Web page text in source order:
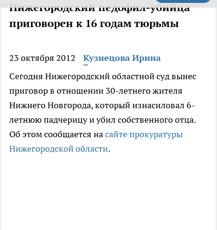
Нижегородский педофил-убийца
приговорен к 16 годам тюрьмы
23 октября 2012
Кузнецова Ирина
Сегодня Нижегородский областной суд вынес
приговор в отношении 30-летнего жителя
Нижнего Новгорода, который изнасиловал 6-
летнюю падчерицу и убил собственного отца.
Об этом сообщается насайте прокуратуры
Нижегородской области.